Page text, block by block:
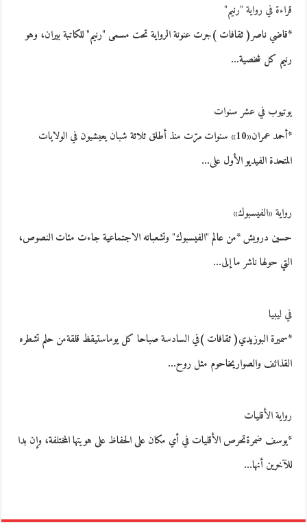
قراءة في رواية "رنيم"
*قاضي ناصر( ثقافات )جرت عنونة الرواية تحت مسمى "رنيم" للكاتبة بيران، وهو
رنيم كل شخصية…
يوتيوب في عشر سنوات
*أحمد عمران«10» سنوات مرّت منذ أطلق ثلاثة شبان يعيشيون في الولايات
المتحدة الفيديو الأول على…
رواية «الفيسبوك»
حسين درويش *من عالم "الفيسبوك" وتشعباته الاجتماعية جاءت مئات النصوص،
التي حولها ناشر ما إلى…
في ليبيا
*سميرة البوزيدي( ثقافات )في السادسة صباحا كل يوماستيقظ قلقةمن حلم تشطره
القذائف والصواريخاحوم مثل روح…
رواية الأقليات
*يوسف ضمرةتحرص الأقليات في أي مكان على الحفاظ على هويتها المختلفة، وإن بدا
للآخرين أنها…